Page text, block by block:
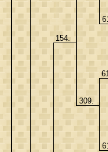
154.
309.